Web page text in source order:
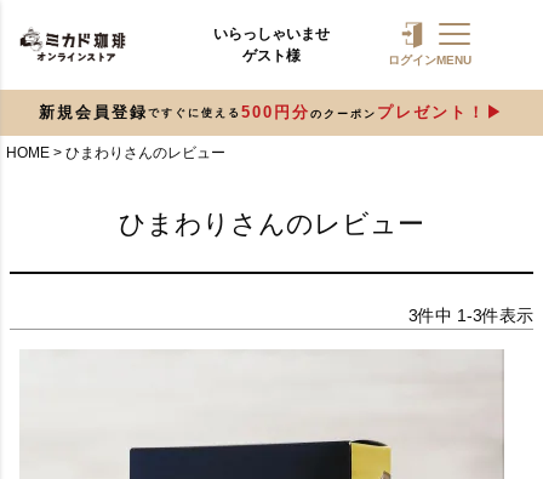
いらっしゃいませ
ゲスト様
ログインMENU
新規会員登録 ですぐに使える 500円分 のクーポン プレゼント！
HOME ひまわりさんのレビュー
ひまわりさんのレビュー
3件中 1-3件表示